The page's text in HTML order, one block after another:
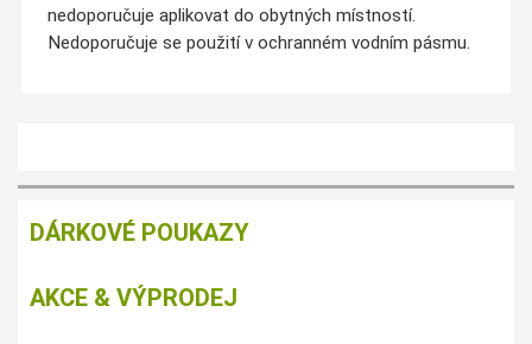
nedoporučuje aplikovat do obytných místností.
Nedoporučuje se použití v ochranném vodním pásmu.
DÁRKOVÉ POUKAZY
AKCE & VÝPRODEJ